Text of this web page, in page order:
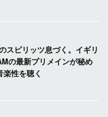
スピリッツ息づく。イギリ
の最新プリメインが秘め
性を聴く